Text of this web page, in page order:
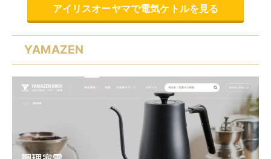
アイリスオーヤマで電気ケトルを見る
YAMAZEN